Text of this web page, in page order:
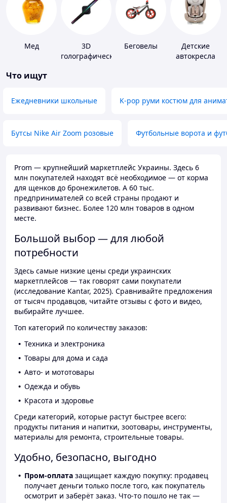
Мед
3D
голографические
Беговелы
Детские
автокресла
Что ищут
Ежедневники школьные K-pop руми костюм для
Бутсы Nike Air Zoom розовые Футбольные ворота и
Prom — крупнейший маркетплейс Украины. Здесь 6
млн покупателей находят всё необходимое — от корма
для щенков до бронежилетов. А 60 тыс.
предпринимателей со всей страны продают и
развивают бизнес. Более 120 млн товаров в одном
месте.
Большой выбор — для любой
потребности
Здесь самые низкие цены среди украинских
маркетплейсов — так говорят сами покупатели
(исследование Kantar, 2025). Сравнивайте предложения
от тысяч продавцов, читайте отзывы с фото и видео,
выбирайте лучшее.
Топ категорий по количеству заказов:
Техника и электроника
Товары для дома и сада
Авто- и мототовары
Одежда и обувь
Красота и здоровье
Среди категорий, которые растут быстрее всего:
продукты питания и напитки, зоотовары, инструменты,
материалы для ремонта, строительные товары.
Удобно, безопасно, выгодно
Пром-оплата защищает каждую покупку: продавец
получает деньги только после того, как покупатель
осмотрит и заберёт заказ. Что-то пошло не так —